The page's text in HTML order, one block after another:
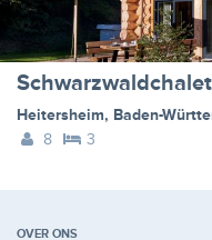
Heitersheim, Baden-
8
3
OVER ONS